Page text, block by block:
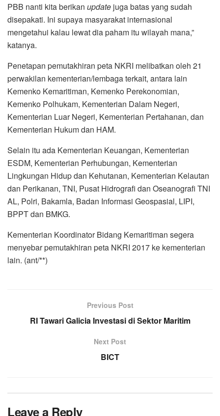
PBB nanti kita berikan update juga batas yang sudah
disepakati. Ini supaya masyarakat internasional
mengetahui kalau lewat dia paham itu wilayah mana,”
katanya.
Penetapan pemutakhiran peta NKRI melibatkan oleh 21
perwakilan kementerian/lembaga terkait, antara lain
Kemenko Kemaritiman, Kemenko Perekonomian,
Kemenko Polhukam, Kementerian Dalam Negeri,
Kementerian Luar Negeri, Kementerian Pertahanan, dan
Kementerian Hukum dan HAM.
Selain itu ada Kementerian Keuangan, Kementerian
ESDM, Kementerian Perhubungan, Kementerian
Lingkungan Hidup dan Kehutanan, Kementerian Kelautan
dan Perikanan, TNI, Pusat Hidrografi dan Oseanografi TNI
AL, Polri, Bakamla, Badan Informasi Geospasial, LIPI,
BPPT dan BMKG.
Kementerian Koordinator Bidang Kemaritiman segera
menyebar pemutakhiran peta NKRI 2017 ke kementerian
lain. (ant/**)
Previous Post
RI Tawari Galicia Investasi di Sektor Maritim
Next Post
BICT
Leave a Reply